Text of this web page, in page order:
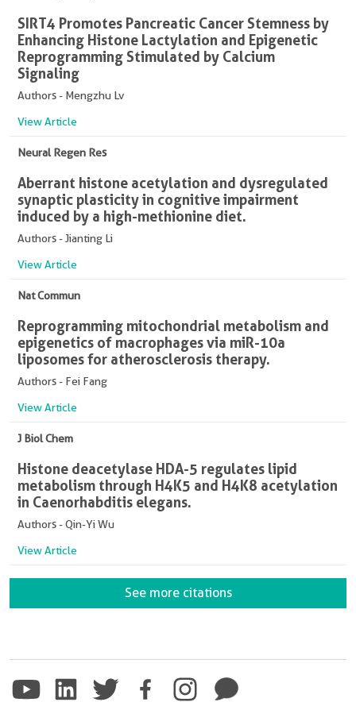
SIRT4 Promotes Pancreatic Cancer Stemness by
Enhancing Histone Lactylation and Epigenetic
Reprogramming Stimulated by Calcium
Signaling
Authors - Mengzhu Lv
View Article
Neural Regen Res
Aberrant histone acetylation and dysregulated
synaptic plasticity in cognitive impairment
induced by a high-methionine diet.
Authors - Jianting Li
View Article
Nat Commun
Reprogramming mitochondrial metabolism and
epigenetics of macrophages via miR-10a
liposomes for atherosclerosis therapy.
Authors - Fei Fang
View Article
J Biol Chem
Histone deacetylase HDA-5 regulates lipid
metabolism through H4K5 and H4K8 acetylation
in Caenorhabditis elegans.
Authors - Qin-Yi Wu
View Article
See more citations